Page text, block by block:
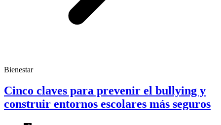
Bienestar
Cinco claves para prevenir el bullying y
construir entornos escolares más seguros